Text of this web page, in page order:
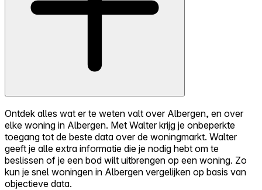
Ontdek alles wat er te weten valt over Albergen, en over
elke woning in Albergen. Met Walter krijg je onbeperkte
toegang tot de beste data over de woningmarkt. Walter
geeft je alle extra informatie die je nodig hebt om te
beslissen of je een bod wilt uitbrengen op een woning. Zo
kun je snel woningen in Albergen vergelijken op basis van
objectieve data.